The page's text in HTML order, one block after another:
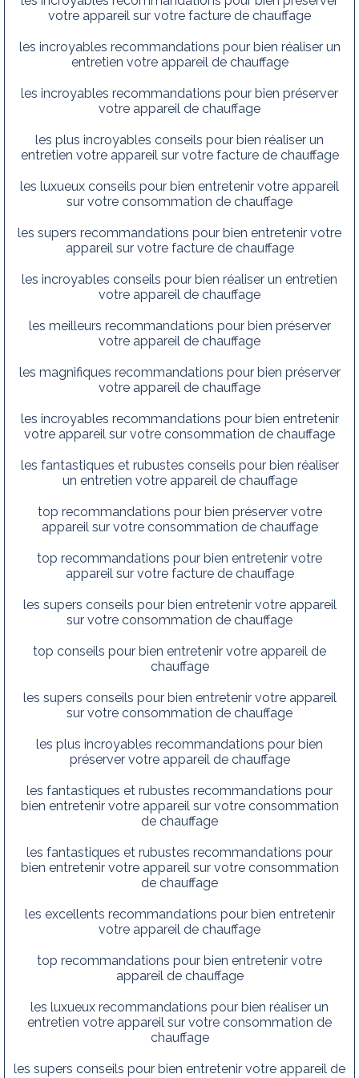
votre appareil sur votre facture de chauffage
les incroyables recommandations pour bien réaliser un
entretien votre appareil de chauffage
les incroyables recommandations pour bien préserver
votre appareil de chauffage
les plus incroyables conseils pour bien réaliser un
entretien votre appareil sur votre facture de chauffage
les luxueux conseils pour bien entretenir votre appareil
sur votre consommation de chauffage
les supers recommandations pour bien entretenir votre
appareil sur votre facture de chauffage
les incroyables conseils pour bien réaliser un entretien
votre appareil de chauffage
les meilleurs recommandations pour bien préserver
votre appareil de chauffage
les magnifiques recommandations pour bien préserver
votre appareil de chauffage
les incroyables recommandations pour bien entretenir
votre appareil sur votre consommation de chauffage
les fantastiques et rubustes conseils pour bien réaliser
un entretien votre appareil de chauffage
top recommandations pour bien préserver votre
appareil sur votre consommation de chauffage
top recommandations pour bien entretenir votre
appareil sur votre facture de chauffage
les supers conseils pour bien entretenir votre appareil
sur votre consommation de chauffage
top conseils pour bien entretenir votre appareil de
chauffage
les supers conseils pour bien entretenir votre appareil
sur votre consommation de chauffage
les plus incroyables recommandations pour bien
préserver votre appareil de chauffage
les fantastiques et rubustes recommandations pour
bien entretenir votre appareil sur votre consommation
de chauffage
les fantastiques et rubustes recommandations pour
bien entretenir votre appareil sur votre consommation
de chauffage
les excellents recommandations pour bien entretenir
votre appareil de chauffage
top recommandations pour bien entretenir votre
appareil de chauffage
les luxueux recommandations pour bien réaliser un
entretien votre appareil sur votre consommation de
chauffage
les supers conseils pour bien entretenir votre appareil de